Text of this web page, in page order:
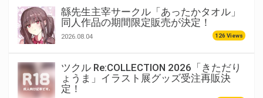
緜先生主宰サークル「あったかタオル」
同人作品の期間限定販売が決定！
2026.08.04 126 Views
ツクル Re:COLLECTION 2026「きただり
ょうま」イラスト展グッズ受注再販決
定！